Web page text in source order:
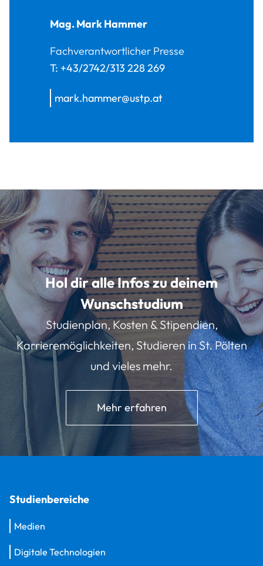
Mag.MarkHammer
Fachverantwortlicher Presse
T: +43/2742/313 228 269
mark.hammer@ustp.at
Hol dir alle Infos zu deinem
Wunschstudium
Studienplan, Kosten & Stipendien,
Karrieremöglichkeiten, Studieren in St. Pölten
und vieles mehr.
Mehr erfahren
Studienbereiche
Medien
Digitale Technologien